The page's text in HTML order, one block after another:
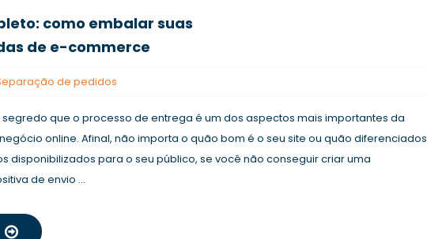
como embalar suas
de e-commerce
de pedidos
segredo que o processo de entrega é um dos aspectos mais importantes da
online. Afinal, não importa o quão bom é o seu site ou quão diferenciados
disponibilizados para o seu público, se você não conseguir criar uma
de envio ...